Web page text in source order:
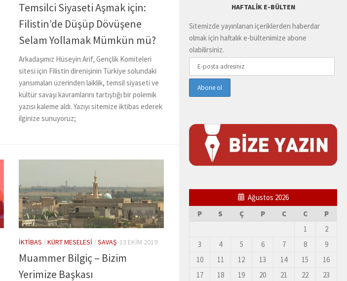
Temsilci Siyaseti Aşmak için:
Filistin’de Düşüp Dövüşene
Selam Yollamak Mümkün mü?
Arkadaşımız Hüseyin Arif, Gençlik Komiteleri
sitesi için Filistin direnişinin Türkiye solundaki
yansımaları üzerinden laiklik, temsil siyaseti ve
kültür savaşı kavramlarını tartıştığı bir polemik
yazısı kaleme aldı. Yazıyı sitemize iktibas ederek
ilginize sunuyoruz;
İKTIBAS /KÜRT MESELESI /SAVAŞ 13 EKIM 2019
Muammer Bilgiç – Bizim
Yerimize Başkası
HAFTALIK E-BÜLTEN
Sitemizde yayınlanan içeriklerden haberdar
olmak için haftalık e-bültenimize abone
olabilirsiniz.
Ağustos 2026
P
S Ç P C C
P
1
2
3
4 5 6 7 8
9
10
11 12 13 14 15
16
17
18 19 20 21 22
23